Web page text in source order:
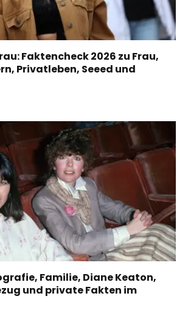
Faktencheck 2026 zu Frau,
Privatleben, Seeed und
Familie, Diane Keaton,
und private Fakten im